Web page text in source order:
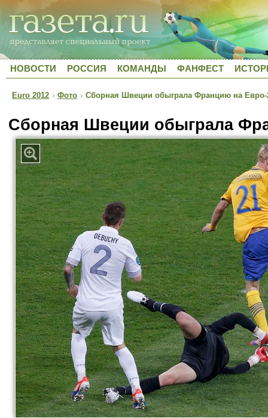
НОВОСТИ РОССИЯ КОМАНДЫ ФАНФЕСТ
Euro 2012 › Фото › Сборная Швеции обыграла Францию на Евро-
Сборная Швеции обыграла